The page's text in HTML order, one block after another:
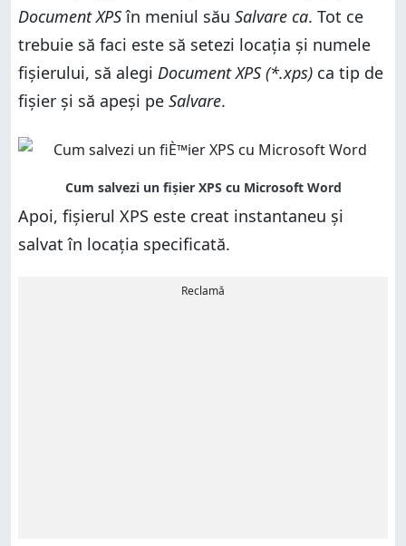
Document XPSîn meniul său Salvare ca. Tot ce
trebuie să faci este să setezi locația și numele
fișierului, să alegi Document XPS (*.xps) ca tip de
fișier și să apeși pe Salvare.
Apoi, fișierul XPS este creat instantaneu și
salvat în locația specificată.
Reclamă